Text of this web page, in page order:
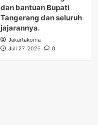
dan bantuan Bupati
Tangerang dan seluruh
jajarannya.
Jakartakoma
Juli 27, 2026
0